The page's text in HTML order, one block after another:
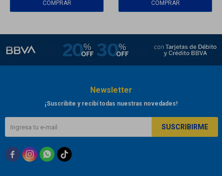
Newsletter
¡Suscribite y recibí todas nuestras novedades!
SUSCRIBIRME
  